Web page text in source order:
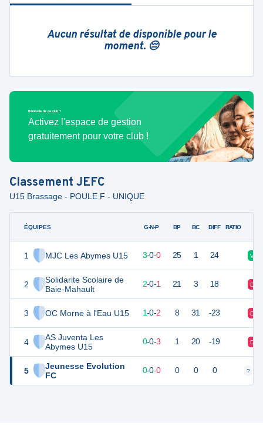
Aucun résultat de disponible pour le
moment. 😔
Bénévole de ce club ?
Activez l'espace de gestion
gratuitement pour votre club !
Classement JEFC
U15 Brassage - POULE F - UNIQUE
ÉQUIPES
1 MJC Les Abymes U15
2
Solidarite Scolaire de
Baie-Mahault
3 OC Morne à l'Eau U15
4
AS Juventa Les
Abymes U15
5
Jeunesse Evolution
FC
G-N-P BP BC DIFF RATIO
12 3 3-0-0 25 1 24 V
9 2-0-1 21 3 18 D
6 3 1-0-2 8 31 -23 D
0-0-3 1 20 -19 D
0 0 0-0-0 0 0 0 ?